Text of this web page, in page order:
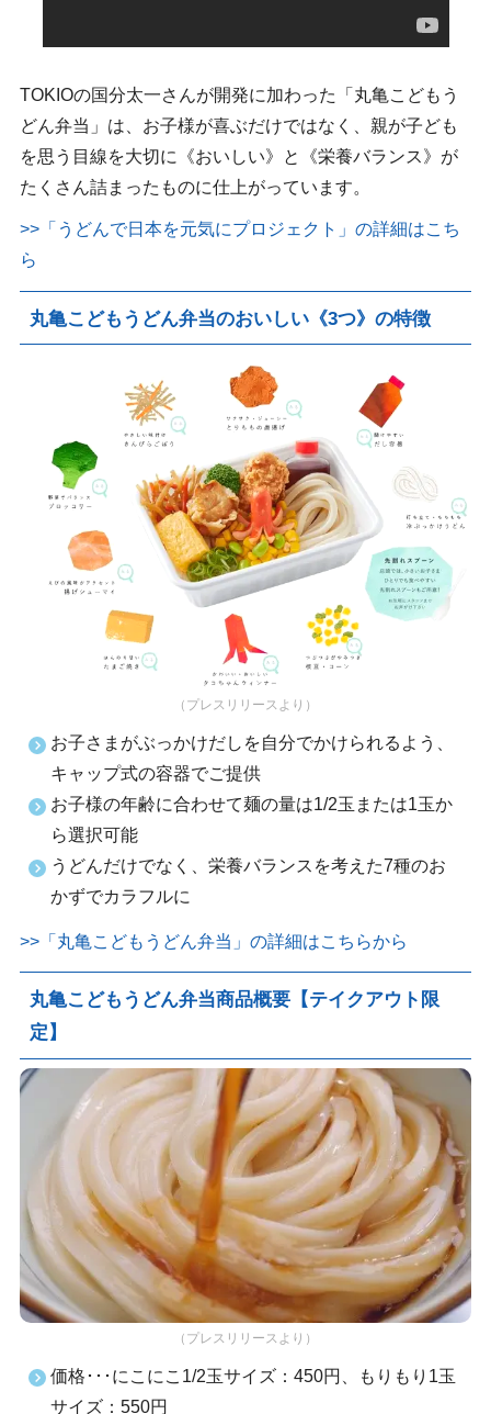
TOKIOの国分太一さんが開発に加わった「丸亀こどもう
どん弁当」は、お子様が喜ぶだけではなく、親が子ども
を思う目線を大切に《おいしい》と《栄養バランス》が
たくさん詰まったものに仕上がっています。
>>「うどんで日本を元気にプロジェクト」の詳細はこち
ら
丸亀こどもうどん弁当のおいしい《3つ》の特徴
（プレスリリースより）
お子さまがぶっかけだしを自分でかけられるよう、
キャップ式の容器でご提供
お子様の年齢に合わせて麺の量は1/2玉または1玉か
ら選択可能
うどんだけでなく、栄養バランスを考えた7種のお
かずでカラフルに
>>「丸亀こどもうどん弁当」の詳細はこちらから
丸亀こどもうどん弁当商品概要【テイクアウト限
定】
（プレスリリースより）
価格･･･にこにこ1/2玉サイズ：450円、もりもり1玉
サイズ：550円